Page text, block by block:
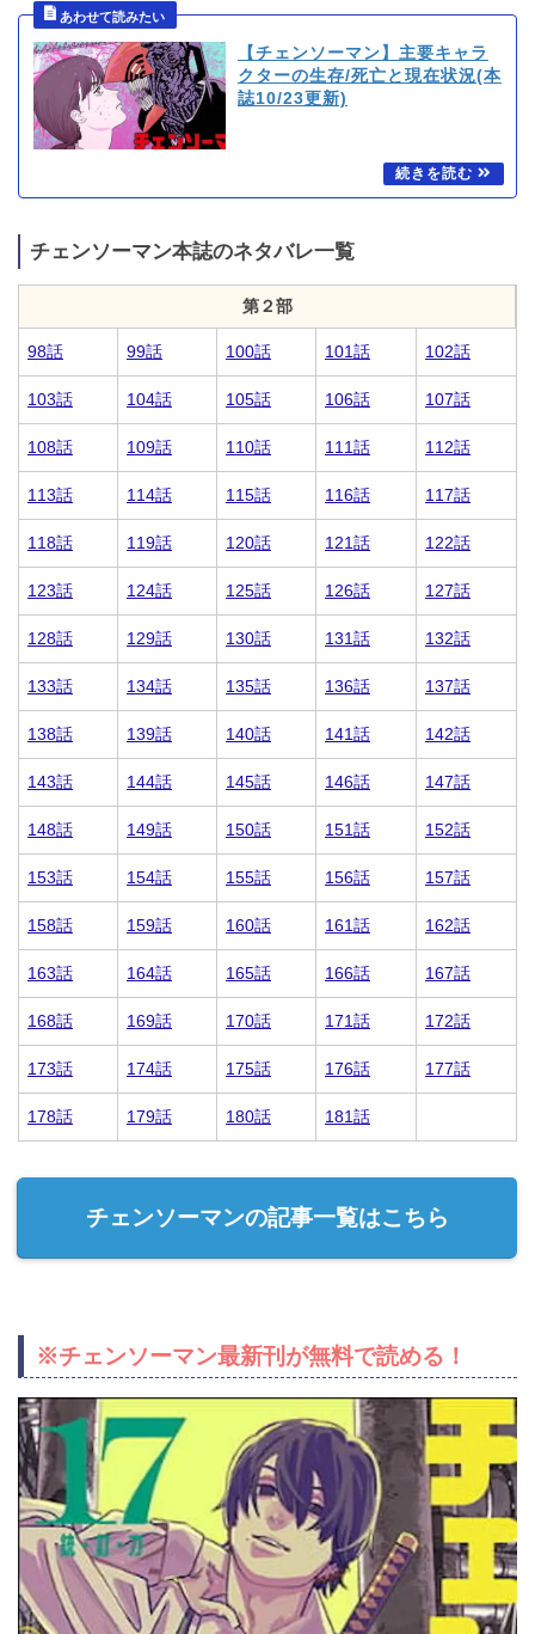
【チェンソーマン】主要キャラ
クターの生存/死亡と現在状況(本
誌10/23更新)
チェンソーマン本誌のネタバレ一覧
第２部
98話 99話 100話 101話 102話
103話 104話 105話 106話 107話
108話 109話 110話 111話 112話
113話 114話 115話 116話 117話
118話 119話 120話 121話 122話
123話 124話 125話 126話 127話
128話 129話 130話 131話 132話
133話 134話 135話 136話 137話
138話 139話 140話 141話 142話
143話 144話 145話 146話 147話
148話 149話 150話 151話 152話
153話 154話 155話 156話 157話
158話 159話 160話 161話 162話
163話 164話 165話 166話 167話
168話 169話 170話 171話 172話
173話 174話 175話 176話 177話
178話 179話 180話 181話
チェンソーマンの記事一覧はこちら
※チェンソーマン最新刊が無料で読める！